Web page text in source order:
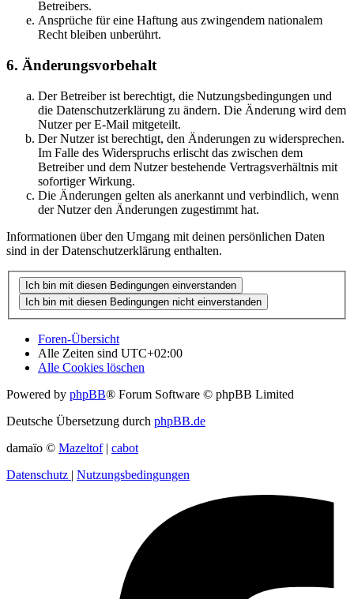
Betreibers.
Ansprüche für eine Haftung aus zwingendem nationalem
Recht bleiben unberührt.
6. Änderungsvorbehalt
Der Betreiber ist berechtigt, die Nutzungsbedingungen und
die Datenschutzerklärung zu ändern. Die Änderung wird dem
Nutzer per E-Mail mitgeteilt.
Der Nutzer ist berechtigt, den Änderungen zu widersprechen.
Im Falle des Widerspruchs erlischt das zwischen dem
Betreiber und dem Nutzer bestehende Vertragsverhältnis mit
sofortiger Wirkung.
Die Änderungen gelten als anerkannt und verbindlich, wenn
der Nutzer den Änderungen zugestimmt hat.
Informationen über den Umgang mit deinen persönlichen Daten
sind in der Datenschutzerklärung enthalten.
Foren-Übersicht
Alle Zeiten sind UTC+02:00
Alle Cookies löschen
Powered by phpBB® Forum Software © phpBB Limited
Deutsche Übersetzung durch phpBB.de
damaïo © Mazeltof| cabot
Datenschutz | Nutzungsbedingungen